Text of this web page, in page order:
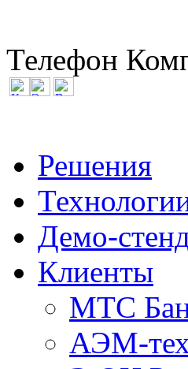
Телефон
Решения
Демо-
Клиенты
МТС
АЭМ-